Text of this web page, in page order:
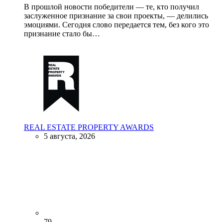
В прошлой новости победители — те, кто получил
заслуженное признание за свои проекты, — делились
эмоциями. Сегодня слово передается тем, без кого это
признание стало бы…
REAL ESTATE PROPERTY AWARDS
5 августа, 2026